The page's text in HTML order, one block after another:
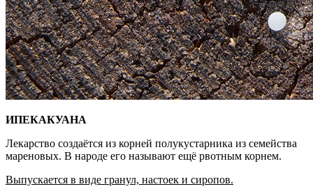
ИПЕКАКУАНА
Лекарство создаётся из корней полукустарника из семейства
мареновых. В народе его называют ещё рвотным корнем.
Выпускается в виде гранул, настоек и сиропов.